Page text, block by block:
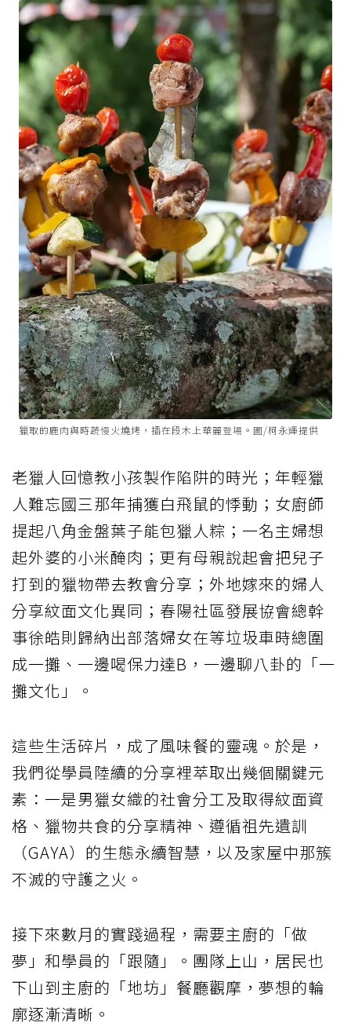
獵取的鹿肉與時蔬慢火燒烤，插在段木上華麗登場。圖/柯永輝提供
老獵人回憶教小孩製作陷阱的時光；年輕獵
人難忘國三那年捕獲白飛鼠的悸動；女廚師
提起八角金盤葉子能包獵人粽；一名主婦想
起外婆的小米醃肉；更有母親說起會把兒子
打到的獵物帶去教會分享；外地嫁來的婦人
分享紋面文化異同；春陽社區發展協會總幹
事徐皓則歸納出部落婦女在等垃圾車時總圍
成一攤、一邊喝保力達B，一邊聊八卦的「一
攤文化」。
這些生活碎片，成了風味餐的靈魂。於是，
我們從學員陸續的分享裡萃取出幾個關鍵元
素：一是男獵女織的社會分工及取得紋面資
格、獵物共食的分享精神、遵循祖先遺訓
（GAYA）的生態永續智慧，以及家屋中那簇
不滅的守護之火。
接下來數月的實踐過程，需要主廚的「做
夢」和學員的「跟隨」。團隊上山，居民也
下山到主廚的「地坊」餐廳觀摩，夢想的輪
廓逐漸清晰。